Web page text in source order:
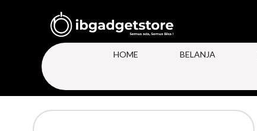
HOME BELANJA